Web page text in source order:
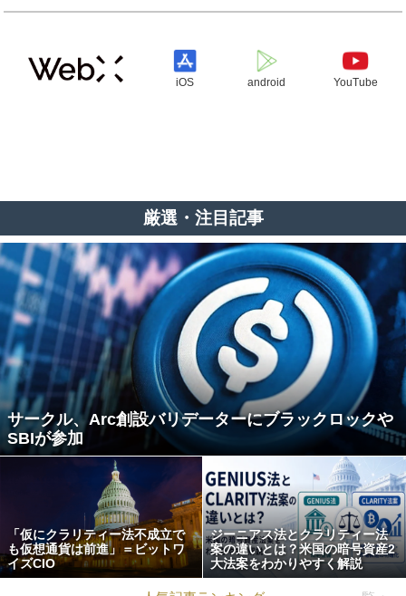
iOS android YouTube
厳選・注目記事
サークル、Arc創設バリデーターにブラックロックや
SBIが参加
「仮にクラリティー法不成立で
も仮想通貨は前進」＝ビットワ
イズCIO
ジーニアス法とクラリティー法
案の違いとは？米国の暗号資産2
大法案をわかりやすく解説